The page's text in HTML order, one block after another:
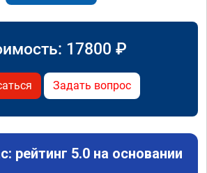
17800 ₽
Задать вопрос
рейтинг 5.0 на основании